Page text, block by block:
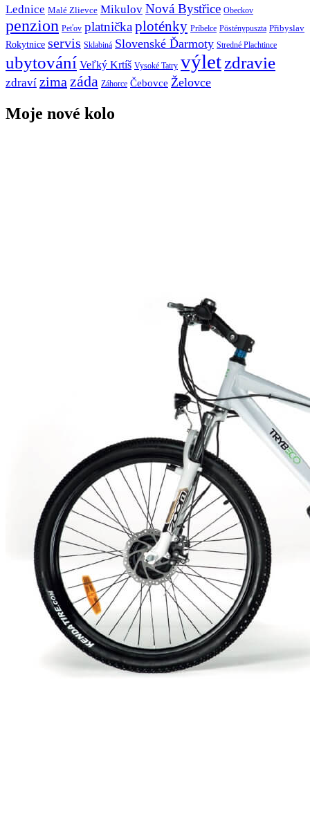
Lednice Malé Zlievce Mikulov Nová Bystřice Obeckov
penzion Peťov platničkaploténky Príbelce Pösténypuszta Přibyslav
Rokytnice servis Sklabiná Slovenské Ďarmoty Stredné Plachtince
ubytování Veľký Krtíš Vysoké Tatry výletzdravie
zdraví zima záda Záhorce Čebovce Želovce
Moje nové kolo